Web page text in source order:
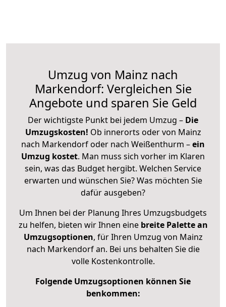
Umzug von Mainz nach
Markendorf: Vergleichen Sie
Angebote und sparen Sie Geld
Der wichtigste Punkt bei jedem Umzug – Die
Umzugskosten! Ob innerorts oder von Mainz
nach Markendorf oder nach Weißenthurm –ein
Umzug kostet. Man muss sich vorher im Klaren
sein, was das Budget hergibt. Welchen Service
erwarten und wünschen Sie? Was möchten Sie
dafür ausgeben?
Um Ihnen bei der Planung Ihres Umzugsbudgets
zu helfen, bieten wir Ihnen eine breite Palette an
Umzugsoptionen, für Ihren Umzug von Mainz
nach Markendorf an. Bei uns behalten Sie die
volle Kostenkontrolle.
Folgende Umzugsoptionen können Sie
benkommen: